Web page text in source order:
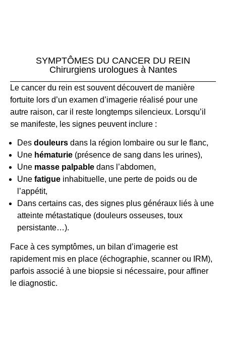
SYMPTÔMES DU CANCER DU REIN
Chirurgiens urologues à Nantes
Le cancer du rein est souvent découvert de manière
fortuite lors d’un examen d’imagerie réalisé pour une
autre raison, car il reste longtemps silencieux. Lorsqu’il
se manifeste, les signes peuvent inclure :
Des douleursdans la région lombaire ou sur le flanc,
Une hématurie(présence de sang dans les urines),
Une masse palpabledans l’abdomen,
Une fatigueinhabituelle, une perte de poids ou de
l’appétit,
Dans certains cas, des signes plus généraux liés à une
atteinte métastatique (douleurs osseuses, toux
persistante…).
Face à ces symptômes, un bilan d’imagerie est
rapidement mis en place (échographie, scanner ou IRM),
parfois associé à une biopsie si nécessaire, pour affiner
le diagnostic.